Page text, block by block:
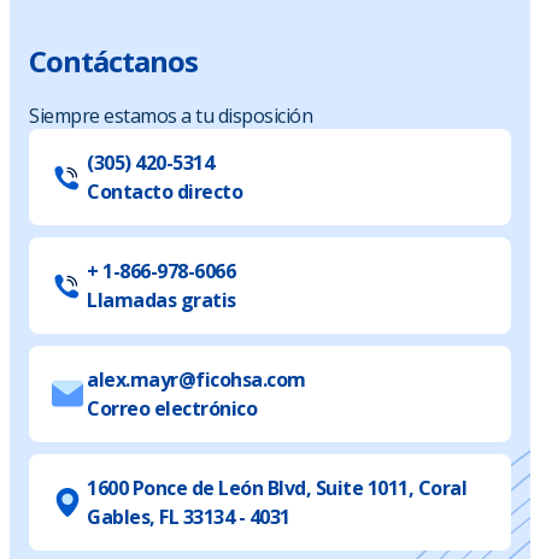
Contáctanos
Siempre estamos a tu disposición
(305) 420-5314
Contacto directo
+ 1-866-978-6066
Llamadas gratis
alex.mayr@ficohsa.com
Correo electrónico
1600 Ponce de León Blvd, Suite 1011, Coral
Gables, FL 33134 - 4031